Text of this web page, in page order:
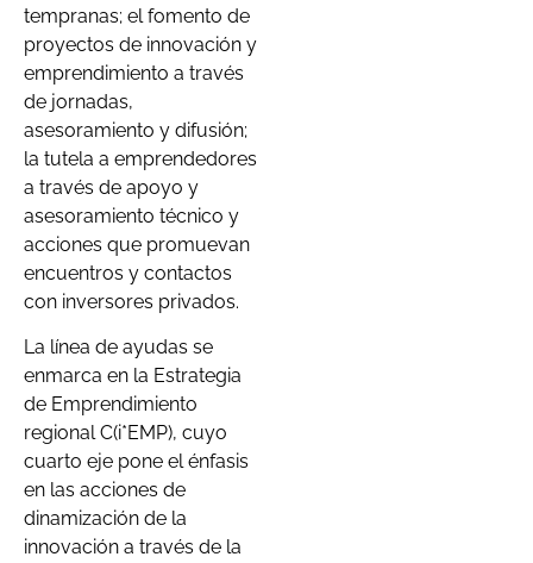
tempranas; el fomento de
proyectos de innovación y
emprendimiento a través
de jornadas,
asesoramiento y difusión;
la tutela a emprendedores
a través de apoyo y
asesoramiento técnico y
acciones que promuevan
encuentros y contactos
con inversores privados.
La línea de ayudas se
enmarca en la Estrategia
de Emprendimiento
regional C(i*EMP), cuyo
cuarto eje pone el énfasis
en las acciones de
dinamización de la
innovación a través de la